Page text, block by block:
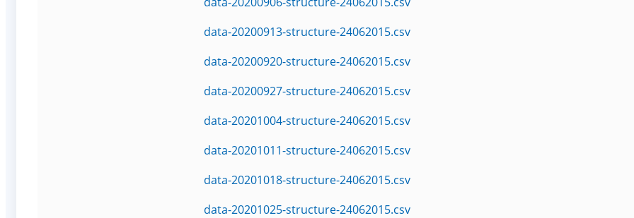
data-20200913-structure-24062015.csv
data-20200920-structure-24062015.csv
data-20200927-structure-24062015.csv
data-20201004-structure-24062015.csv
data-20201011-structure-24062015.csv
data-20201018-structure-24062015.csv
data-20201025-structure-24062015.csv